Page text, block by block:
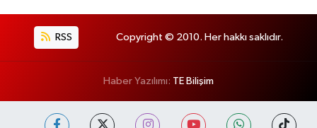
RSS Copyright © 2010. Her hakkı saklıdır.
Haber Yazılımı: TE Bilişim